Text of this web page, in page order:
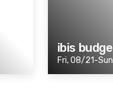
ibis
Fri, 08/21-